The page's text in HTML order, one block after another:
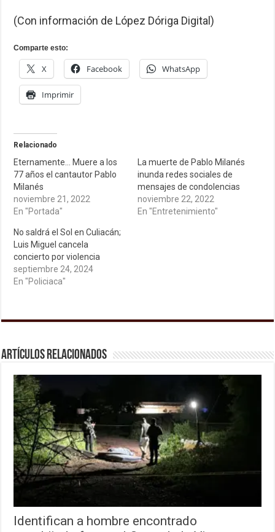
(Con información de López Dóriga Digital)
Comparte esto:
X Facebook WhatsApp
Imprimir
Relacionado
Eternamente… Muere a los
77 años el cantautor Pablo
Milanés
noviembre 21, 2022
En "Portada"
La muerte de Pablo Milanés
inunda redes sociales de
mensajes de condolencias
noviembre 22, 2022
En "Entretenimiento"
No saldrá el Sol en Culiacán;
Luis Miguel cancela
concierto por violencia
septiembre 24, 2024
En "Policiaca"
Artículos relacionados
Identifican a hombre encontrado